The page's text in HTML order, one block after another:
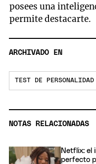
posees una
permite destacarte.
ARCHIVADO EN
TEST DE PERSONALIDAD
NOTAS RELACIONADAS
Netflix: el
perfecto